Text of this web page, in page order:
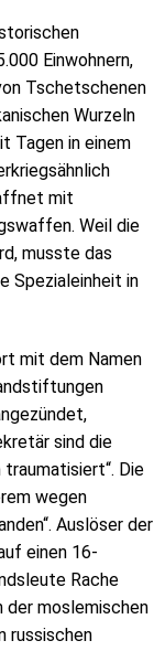
Einwohnern,
Tschetschenen
Wurzeln
Tagen in einem
mit
Weil die
musste das
Spezialeinheit in
mit dem Namen
sind die
traumatisiert“. Die
wegen
Auslöser der
einen 16-
Rache
der moslemischen
russischen